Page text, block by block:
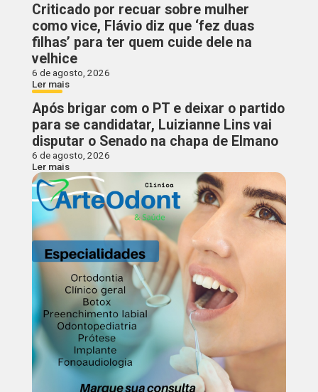
Criticado por recuar sobre mulher
como vice, Flávio diz que ‘fez duas
filhas’ para ter quem cuide dele na
velhice
6 de agosto, 2026
Ler mais
Após brigar com o PT e deixar o partido
para se candidatar, Luizianne Lins vai
disputar o Senado na chapa de Elmano
6 de agosto, 2026
Ler mais